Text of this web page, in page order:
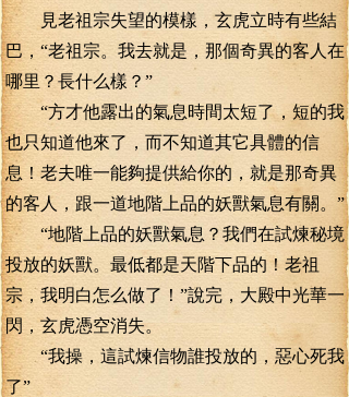
見老祖宗失望的模樣，玄虎立時有些結
巴，“老祖宗。我去就是，那個奇異的客人在
哪里？長什么樣？”
“方才他露出的氣息時間太短了，短的我
也只知道他來了，而不知道其它具體的信
息！老夫唯一能夠提供給你的，就是那奇異
的客人，跟一道地階上品的妖獸氣息有關。”
“地階上品的妖獸氣息？我們在試煉秘境
投放的妖獸。最低都是天階下品的！老祖
宗，我明白怎么做了！”說完，大殿中光華一
閃，玄虎憑空消失。
“我操，這試煉信物誰投放的，惡心死我
了”